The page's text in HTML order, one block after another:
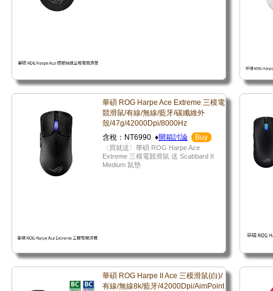
華碩 ROG Harpe Ace Extreme 三模電
競滑鼠/有線/無線/藍牙/碳纖維外
殼/47g/42000Dpi/8000Hz
含稅：NT6990 ♦開箱討論 Buy
〈買就送〉華碩 ROG Harpe Ace
Extreme 三模電競滑鼠 送 Scabbard II
Medium 鼠墊
華碩 ROG Harpe II Ace 三模滑鼠(白)/
有線/無線8k/藍牙/42000Dpi/AimPoint